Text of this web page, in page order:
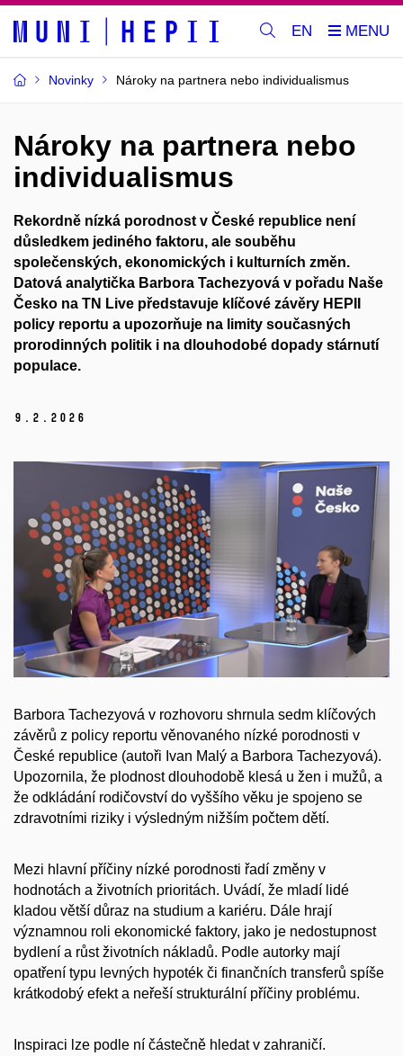
EN
Novinky Nároky na partnera nebo individualismus
Nároky na partnera nebo
individualismus
Rekordně nízká porodnost v České republice není
důsledkem jediného faktoru, ale souběhu
společenských, ekonomických i kulturních změn.
Datová analytička Barbora Tachezyová v pořadu Naše
Česko na TN Live představuje klíčové závěry HEPII
policy reportu a upozorňuje na limity současných
prorodinných politik i na dlouhodobé dopady stárnutí
populace.
9. 2. 2026
Barbora Tachezyová v rozhovoru shrnula sedm klíčových
závěrů z policy reportu věnovaného nízké porodnosti v
České republice (autoři Ivan Malý a Barbora Tachezyová).
Upozornila, že plodnost dlouhodobě klesá u žen i mužů, a
že odkládání rodičovství do vyššího věku je spojeno se
zdravotními riziky i výsledným nižším počtem dětí.
Mezi hlavní příčiny nízké porodnosti řadí změny v
hodnotách a životních prioritách. Uvádí, že mladí lidé
kladou větší důraz na studium a kariéru. Dále hrají
významnou roli ekonomické faktory, jako je nedostupnost
bydlení a růst životních nákladů. Podle autorky mají
opatření typu levných hypoték či finančních transferů spíše
krátkodobý efekt a neřeší strukturální příčiny problému.
Inspiraci lze podle ní částečně hledat v zahraničí.